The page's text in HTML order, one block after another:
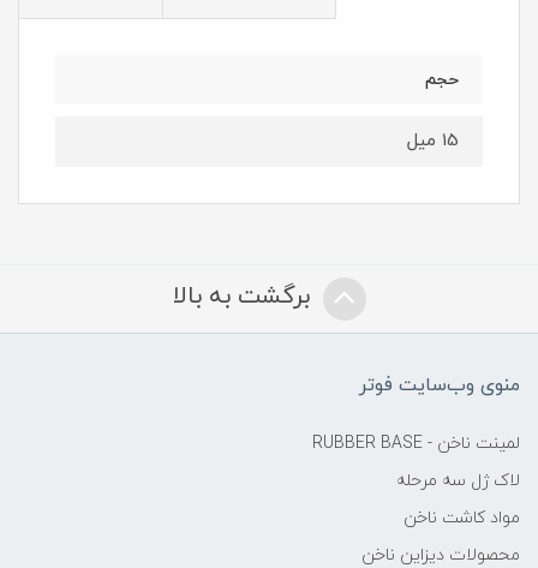
حجم
15 میل
برگشت به بالا
منوی وب‌سایت فوتر
لمینت ناخن - RUBBER BASE
لاک ژل سه مرحله
مواد کاشت ناخن
محصولات دیزاین ناخن